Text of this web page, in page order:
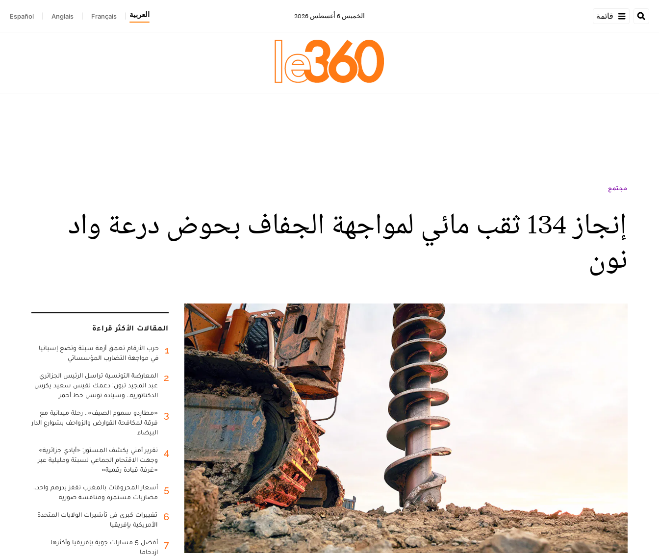
قائمة الخميس 6 أغسطس 2026 العربية Français
Anglais
Español
مجتمع
إنجاز 134 ثقب مائي لمواجهة الجفاف بحوض درعة واد
نون
المقالات الأكثر قراءة
1
حرب الأرقام تعمق أزمة سبتة وتضع إسبانيا
في مواجهة التضارب المؤسساتي
2
المعارضة التونسية تراسل الرئيس الجزائري
عبد المجيد تبون: دعمك لقيس سعيد يكرس
الدكتاتورية.. وسيادة تونس خط أحمر
3
«مطارِدو سموم الصيف».. رحلة ميدانية مع
فرقة لمكافحة القوارض والزواحف بشوارع الدار
البيضاء
4
تقرير أمني يكشف المستور: «أيادي جزائرية»
وجهت الاقتحام الجماعي لسبتة ومليلية عبر
«غرفة قيادة رقمية»
5
أسعار المحروقات بالمغرب تقفز بدرهم واحد..
مضاربات مستمرة ومنافسة صورية
6
تغييرات كبرى في تأشيرات الولايات المتحدة
الأمريكية بإفريقيا
7
أفضل 5 مسارات جوية بإفريقيا وأكثرها
ازدحاما